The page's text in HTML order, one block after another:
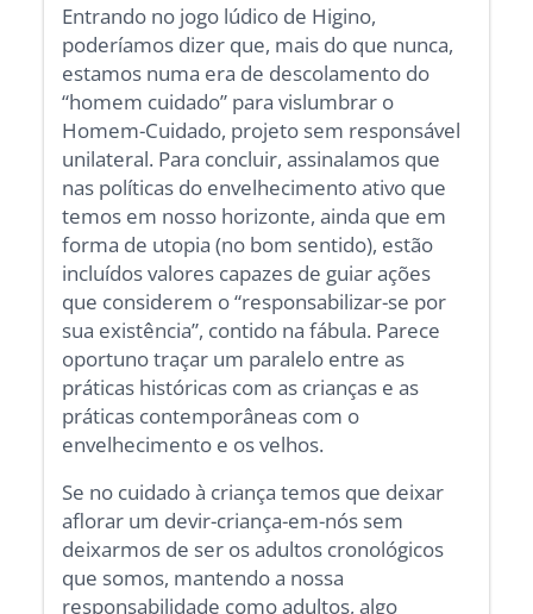
Entrando no jogo lúdico de Higino,
poderíamos dizer que, mais do que nunca,
estamos numa era de descolamento do
“homem cuidado” para vislumbrar o
Homem-Cuidado, projeto sem responsável
unilateral. Para concluir, assinalamos que
nas políticas do envelhecimento ativo que
temos em nosso horizonte, ainda que em
forma de utopia (no bom sentido), estão
incluídos valores capazes de guiar ações
que considerem o “responsabilizar-se por
sua existência”, contido na fábula. Parece
oportuno traçar um paralelo entre as
práticas históricas com as crianças e as
práticas contemporâneas com o
envelhecimento e os velhos.
Se no cuidado à criança temos que deixar
aflorar um devir-criança-em-nós sem
deixarmos de ser os adultos cronológicos
que somos, mantendo a nossa
responsabilidade como adultos, algo